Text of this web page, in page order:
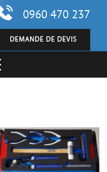
0960 470 237
DEMANDE DE DEVIS